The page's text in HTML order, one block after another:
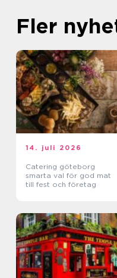
Fler
14. juli 2026
Catering göteborg
smarta val för god mat
till fest och företag